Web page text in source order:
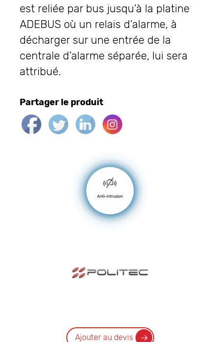
est reliée par bus jusqu’à la platine
ADEBUS où un relais d’alarme, à
décharger sur une entrée de la
centrale d’alarme séparée, lui sera
attribué.
Partager le produit
Ajouter au devis